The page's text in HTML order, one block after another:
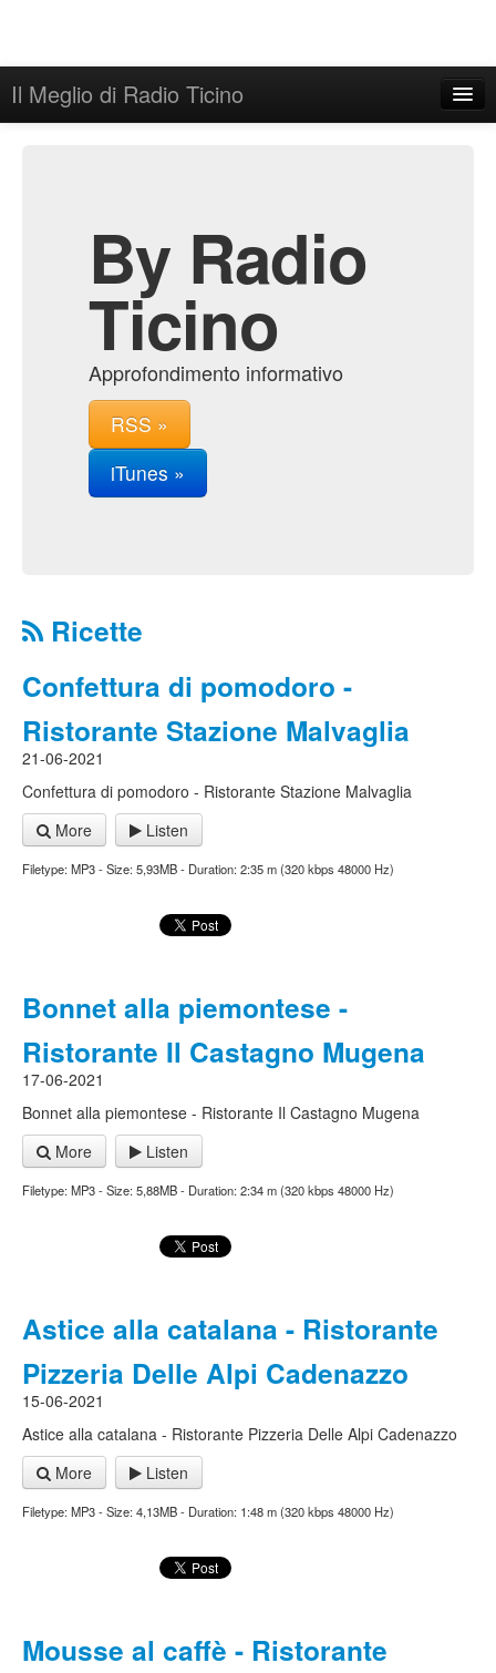
Il Meglio di Radio Ticino
By Radio
Ticino
Approfondimento informativo
RSS »
iTunes »
Ricette
Confettura di pomodoro -
Ristorante Stazione Malvaglia
21-06-2021
Confettura di pomodoro - Ristorante Stazione Malvaglia
More
Listen
Filetype: MP3 - Size: 5,93MB - Duration: 2:35 m (320 kbps 48000 Hz)
Bonnet alla piemontese -
Ristorante Il Castagno Mugena
17-06-2021
Bonnet alla piemontese - Ristorante Il Castagno Mugena
More
Listen
Filetype: MP3 - Size: 5,88MB - Duration: 2:34 m (320 kbps 48000 Hz)
Astice alla catalana - Ristorante
Pizzeria Delle Alpi Cadenazzo
15-06-2021
Astice alla catalana - Ristorante Pizzeria Delle Alpi Cadenazzo
More
Listen
Filetype: MP3 - Size: 4,13MB - Duration: 1:48 m (320 kbps 48000 Hz)
Mousse al caffè - Ristorante